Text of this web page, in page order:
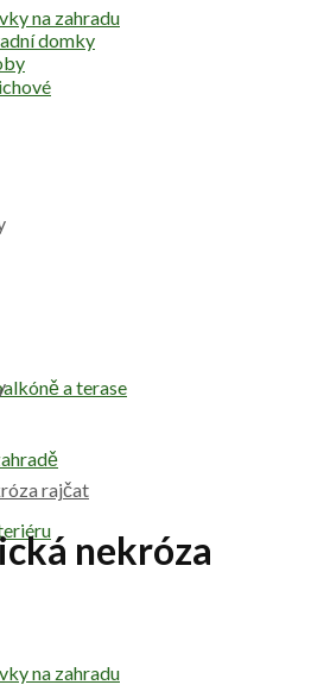
a terase
na zahradu
na zahradu
domky
rajčat
nekróza